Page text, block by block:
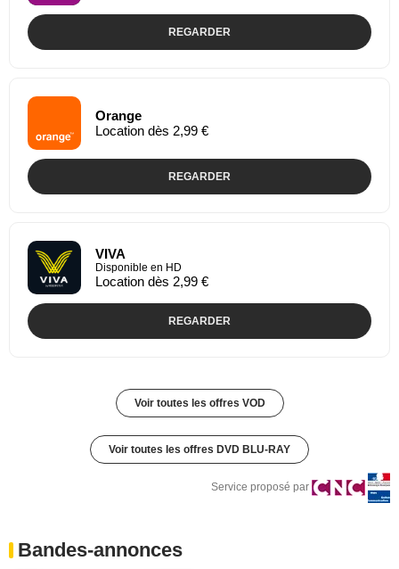
REGARDER
Orange
Location dès 2,99 €
REGARDER
VIVA
Disponible en HD
Location dès 2,99 €
REGARDER
Voir toutes les offres VOD
Voir toutes les offres DVD BLU-RAY
Service proposé par
Bandes-annonces